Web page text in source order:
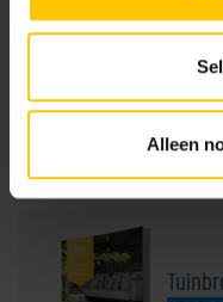
Alleen
Donkerrood
GeoRetron
Brochures